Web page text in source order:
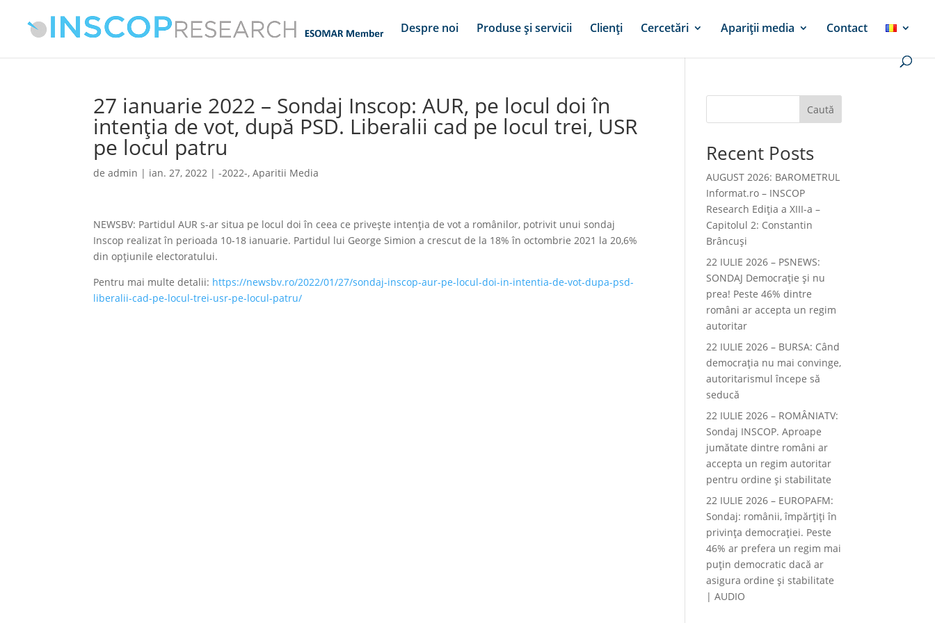
Despre noi Produse și servicii Clienți Cercetări Apariții media Contact
27 ianuarie 2022 – Sondaj Inscop: AUR, pe locul doi în
intenția de vot, după PSD. Liberalii cad pe locul trei, USR
pe locul patru
deadmin | ian. 27, 2022 |-2022-,Aparitii Media
NEWSBV: Partidul AUR s-ar situa pe locul doi în ceea ce privește intenția de vot a românilor, potrivit unui sondaj
Inscop realizat în perioada 10-18 ianuarie. Partidul lui George Simion a crescut de la 18% în octombrie 2021 la 20,6%
din opțiunile electoratului.
Pentru mai multe detalii: https://newsbv.ro/2022/01/27/sondaj-inscop-aur-pe-locul-doi-in-intentia-de-vot-dupa-psd-
liberalii-cad-pe-locul-trei-usr-pe-locul-patru/
Caută
Recent Posts
AUGUST 2026: BAROMETRUL
Informat.ro – INSCOP
Research Ediția a XIII-a –
Capitolul 2: Constantin
Brâncuși
22 IULIE 2026 – PSNEWS:
SONDAJ Democrație și nu
prea! Peste 46% dintre
români ar accepta un regim
autoritar
22 IULIE 2026 – BURSA: Când
democraţia nu mai convinge,
autoritarismul începe să
seducă
22 IULIE 2026 – ROMÂNIATV:
Sondaj INSCOP. Aproape
jumătate dintre români ar
accepta un regim autoritar
pentru ordine și stabilitate
22 IULIE 2026 – EUROPAFM:
Sondaj: românii, împărțiți în
privința democrației. Peste
46% ar prefera un regim mai
puțin democratic dacă ar
asigura ordine și stabilitate
| AUDIO